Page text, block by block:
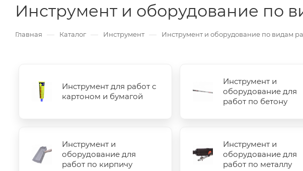
Инструмент и оборудование по
Главная — Каталог — Инструмент — Инструмент и оборудование по видам
Инструмент для работ с
картоном и бумагой
Инструмент и
оборудование для
работ по бетону
Инструмент и
оборудование для
работ по кирпичу
Инструмент и
оборудование для
работ по металлу